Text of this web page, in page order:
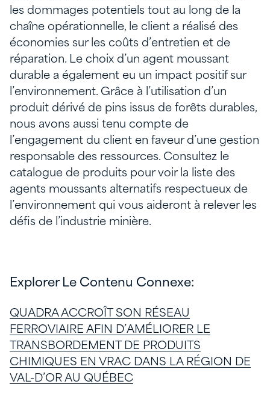
les dommages potentiels tout au long de la
chaîne opérationnelle, le client a réalisé des
économies sur les coûts d’entretien et de
réparation. Le choix d’un agent moussant
durable a également eu un impact positif sur
l’environnement. Grâce à l’utilisation d’un
produit dérivé de pins issus de forêts durables,
nous avons aussi tenu compte de
l’engagement du client en faveur d’une gestion
responsable des ressources. Consultez le
catalogue de produits pour voir la liste des
agents moussants alternatifs respectueux de
l’environnement qui vous aideront à relever les
défis de l’industrie minière.
Explorer Le Contenu Connexe:
QUADRA ACCROÎT SON RÉSEAU
FERROVIAIRE AFIN D’AMÉLIORER LE
TRANSBORDEMENT DE PRODUITS
CHIMIQUES EN VRAC DANS LA RÉGION DE
VAL-D’OR AU QUÉBEC